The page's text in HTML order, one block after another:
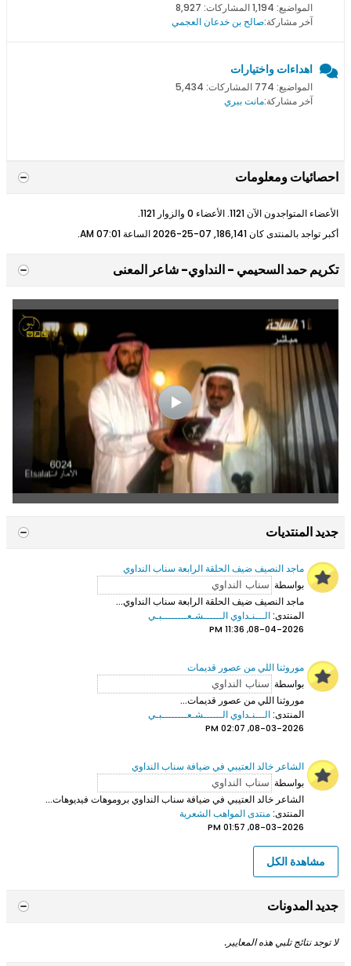
المواضيع: 1,194 المشاركات: 8,927
آخر مشاركة:صالح بن خدعان العجمي
اهداءات واختيارات
المواضيع: 774 المشاركات: 5,434
آخر مشاركة:مانت ببري
احصائيات ومعلومات
الأعضاء المتواجدون الآن 1121. الأعضاء 0 والزوار 1121.
أكبر تواجد بالمنتدى كان 186,141, 07-25-2026 الساعة
07:01 AM
.
تكريم حمد السحيمي - النداوي- شاعر المعنى
جديد المنتديات
ماجد النصيف ضيف الحلقة الرابعة سناب النداوي
بواسطة
ماجد النصيف ضيف الحلقة الرابعة سناب النداوي...
المنتدى:الـــنـداوي الــــــشـعــــــــبـي
08-04-2026, 11:36 PM
موروثنا اللي من عصور قديمات
بواسطة
موروثنا اللي من عصور قديمات...
المنتدى:الـــنـداوي الــــــشـعــــــــبـي
08-03-2026, 02:07 PM
الشاعر خالد العتيبي في ضيافة سناب النداوي
بواسطة
الشاعر خالد العتيبي في ضيافة سناب النداوي بروموهات فيديوهات...
المنتدى:منتدى المواهب الشعرية
08-03-2026, 01:57 PM
مشاهدة الكل
جديد المدونات
لا توجد نتائج تلبي هذه المعايير.